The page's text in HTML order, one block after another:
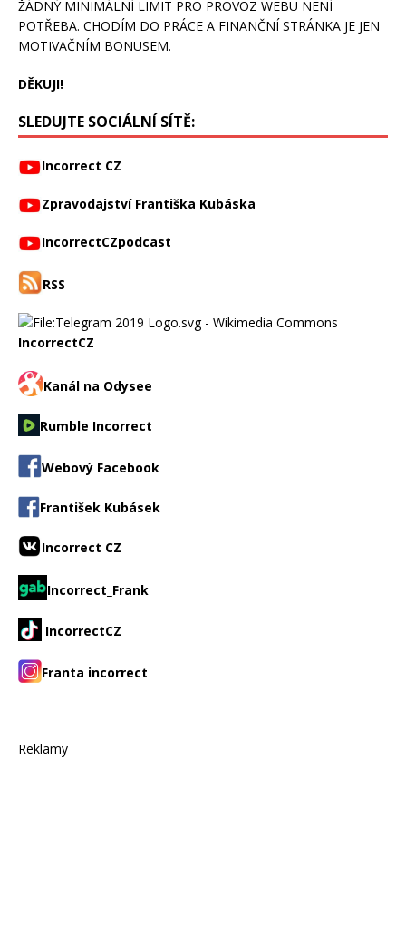
ŽÁDNÝ MINIMÁLNÍ LIMIT PRO PROVOZ WEBU NENÍ
POTŘEBA. CHODÍM DO PRÁCE A FINANČNÍ STRÁNKA JE JEN
MOTIVAČNÍM BONUSEM.
DĚKUJI!
SLEDUJTE SOCIÁLNÍ SÍTĚ:
Incorrect CZ
Zpravodajství Františka Kubáska
IncorrectCZpodcast
RSS
IncorrectCZ
Kanál na Odysee
Rumble Incorrect
Webový Facebook
František Kubásek
Incorrect CZ
Incorrect_Frank
IncorrectCZ
Franta incorrect
Reklamy